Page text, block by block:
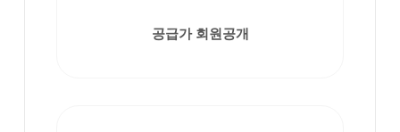
공급가 회원공개